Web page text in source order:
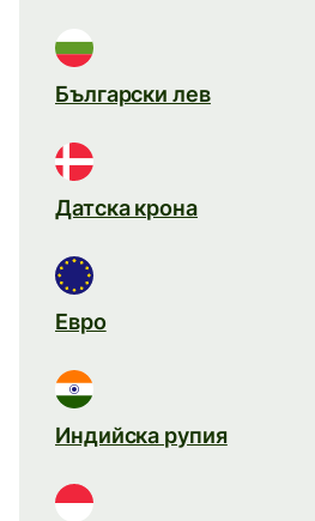
Български лев
Датска крона
Евро
Индийска рупия